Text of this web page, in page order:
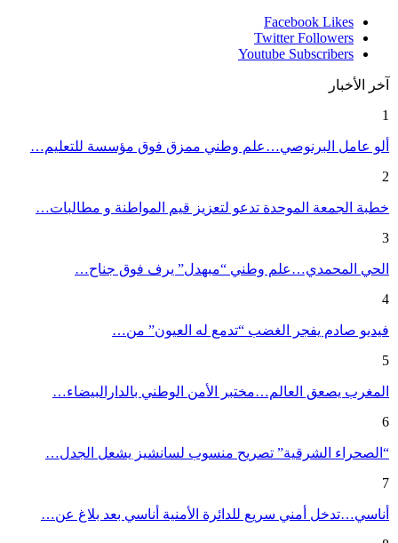
Facebook Likes
Twitter Followers
Youtube Subscribers
آخر الأخبار
1
ألو عامل البرنوصي…علم وطني ممزق فوق مؤسسة للتعليم…
2
خطبة الجمعة الموحدة تدعو لتعزيز قيم المواطنة و مطالبات…
3
الحي المحمدي…علم وطني “مبهدل” يرف فوق جناح…
4
فيديو صادم يفجر الغضب “تدمع له العيون” من…
5
المغرب يصعق العالم…مختبر الأمن الوطني بالدارالبيضاء…
6
“الصحراء الشرقية” تصريح منسوب لسانشيز يشعل الجدل…
7
أناسي…تدخل أمني سريع للدائرة الأمنية أناسي بعد بلاغ عن…